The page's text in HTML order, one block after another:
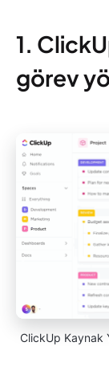
1.
görev
ClickUp Kaynak